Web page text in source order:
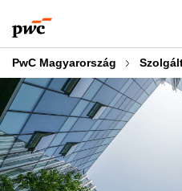
to
content
to
footer
PwC Magyarország